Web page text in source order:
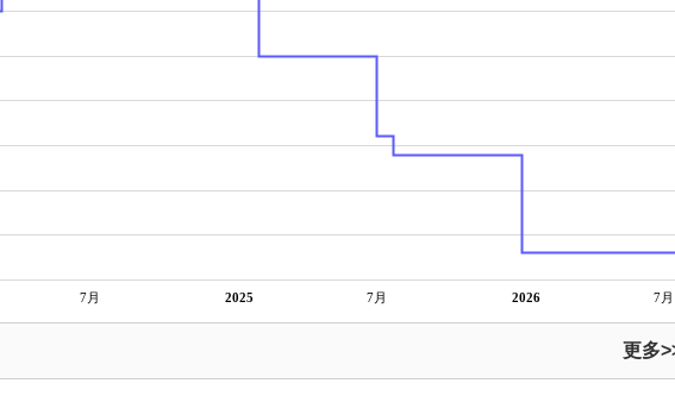
7月 2025 7月 2026 7月
更多